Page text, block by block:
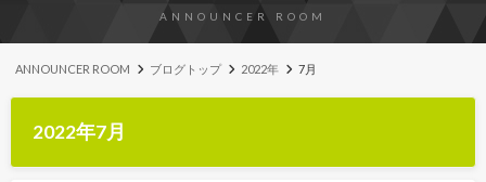
ANNOUNCER ROOM
ANNOUNCER ROOM ブログトップ 2022年 7月
2022年7月